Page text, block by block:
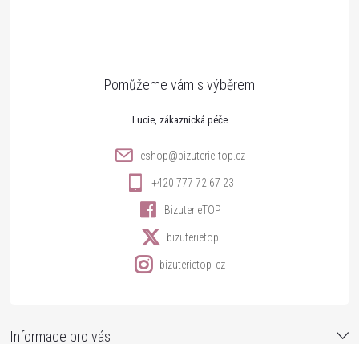
Informace pro vás
Lucie
eshop@bizuterie-top.cz
+420 777 72 67 23
BizuterieTOP
bizuterietop
bizuterietop_cz